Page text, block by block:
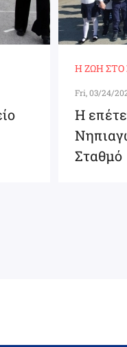
Η ΖΩΉ
Fri, 03/24/
Η
Σταθμό